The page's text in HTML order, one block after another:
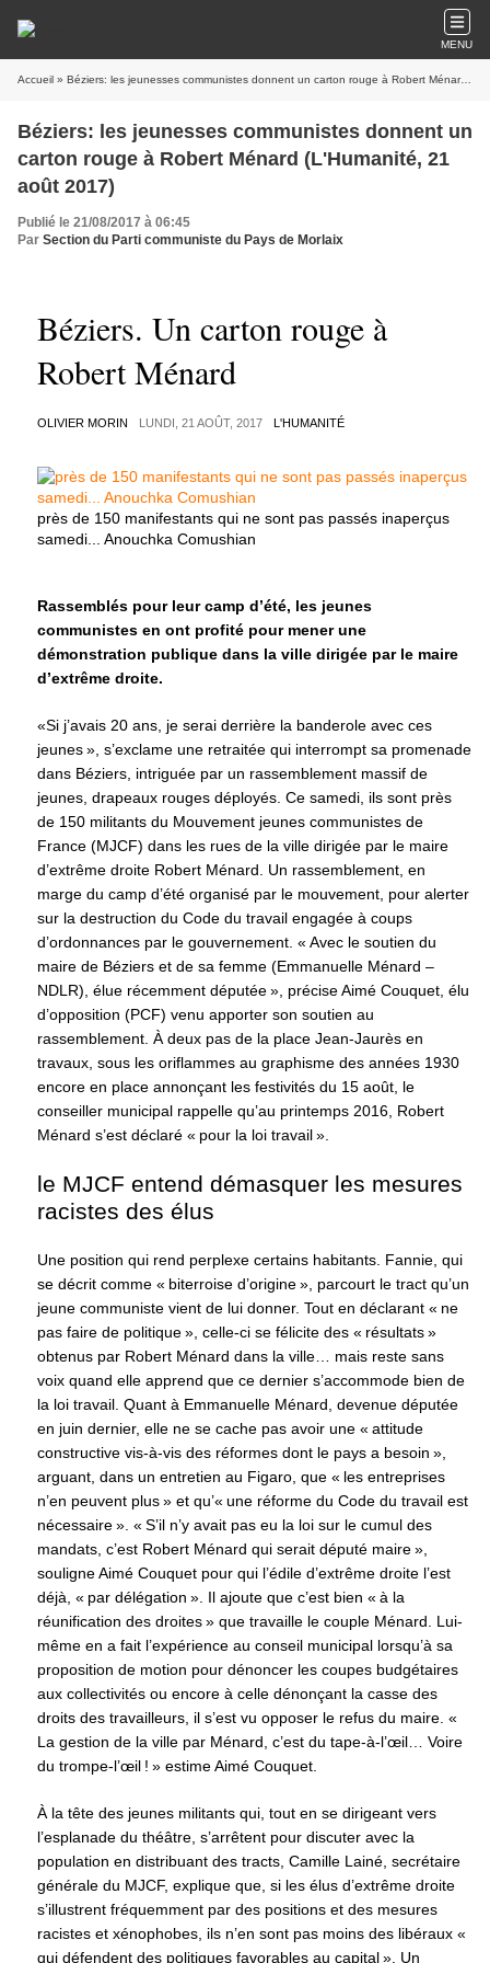
MENU
Accueil » Béziers: les jeunesses communistes donnent un carton rouge à Robert Ménard (L'Humanité, 21 août 2017)
Béziers: les jeunesses communistes donnent un
carton rouge à Robert Ménard (L'Humanité, 21
août 2017)
Publié le 21/08/2017 à 06:45
Par Section du Parti communiste du Pays de Morlaix
Béziers. Un carton rouge à
Robert Ménard
OLIVIER MORIN LUNDI, 21 AOÛT, 2017 L'HUMANITÉ
près de 150 manifestants qui ne sont pas passés inaperçus
samedi... Anouchka Comushian
Rassemblés pour leur camp d’été, les jeunes
communistes en ont profité pour mener une
démonstration publique dans la ville dirigée par le maire
d’extrême droite.
«Si j’avais 20 ans, je serai derrière la banderole avec ces
jeunes », s’exclame une retraitée qui interrompt sa promenade
dans Béziers, intriguée par un rassemblement massif de
jeunes, drapeaux rouges déployés. Ce samedi, ils sont près
de 150 militants du Mouvement jeunes communistes de
France (MJCF) dans les rues de la ville dirigée par le maire
d’extrême droite Robert Ménard. Un rassemblement, en
marge du camp d’été organisé par le mouvement, pour alerter
sur la destruction du Code du travail engagée à coups
d’ordonnances par le gouvernement. « Avec le soutien du
maire de Béziers et de sa femme (Emmanuelle Ménard –
NDLR), élue récemment députée », précise Aimé Couquet, élu
d’opposition (PCF) venu apporter son soutien au
rassemblement. À deux pas de la place Jean-Jaurès en
travaux, sous les oriflammes au graphisme des années 1930
encore en place annonçant les festivités du 15 août, le
conseiller municipal rappelle qu’au printemps 2016, Robert
Ménard s’est déclaré « pour la loi travail ».
le MJCF entend démasquer les mesures
racistes des élus
Une position qui rend perplexe certains habitants. Fannie, qui
se décrit comme « biterroise d’origine », parcourt le tract qu’un
jeune communiste vient de lui donner. Tout en déclarant « ne
pas faire de politique », celle-ci se félicite des « résultats »
obtenus par Robert Ménard dans la ville… mais reste sans
voix quand elle apprend que ce dernier s’accommode bien de
la loi travail. Quant à Emmanuelle Ménard, devenue députée
en juin dernier, elle ne se cache pas avoir une « attitude
constructive vis-à-vis des réformes dont le pays a besoin »,
arguant, dans un entretien au Figaro, que « les entreprises
n’en peuvent plus » et qu’« une réforme du Code du travail est
nécessaire ». « S’il n’y avait pas eu la loi sur le cumul des
mandats, c’est Robert Ménard qui serait député maire »,
souligne Aimé Couquet pour qui l’édile d’extrême droite l’est
déjà, « par délégation ». Il ajoute que c’est bien « à la
réunification des droites » que travaille le couple Ménard. Lui-
même en a fait l’expérience au conseil municipal lorsqu’à sa
proposition de motion pour dénoncer les coupes budgétaires
aux collectivités ou encore à celle dénonçant la casse des
droits des travailleurs, il s’est vu opposer le refus du maire. «
La gestion de la ville par Ménard, c’est du tape-à-l’œil… Voire
du trompe-l’œil ! » estime Aimé Couquet.
À la tête des jeunes militants qui, tout en se dirigeant vers
l’esplanade du théâtre, s’arrêtent pour discuter avec la
population en distribuant des tracts, Camille Lainé, secrétaire
générale du MJCF, explique que, si les élus d’extrême droite
s’illustrent fréquemment par des positions et des mesures
racistes et xénophobes, ils n’en sont pas moins des libéraux «
qui défendent des politiques favorables au capital ». Un